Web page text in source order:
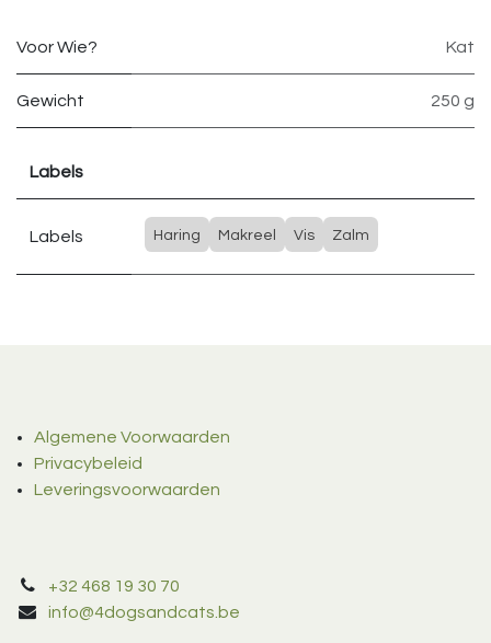
Voor Wie? Kat
Gewicht 250 g
Labels
Labels Haring Makreel Vis Zalm
Algemene Voorwaarden
Privacybeleid
Leveringsvoorwaarden
+32 468 19 30 70
info@4dogsandcats.be